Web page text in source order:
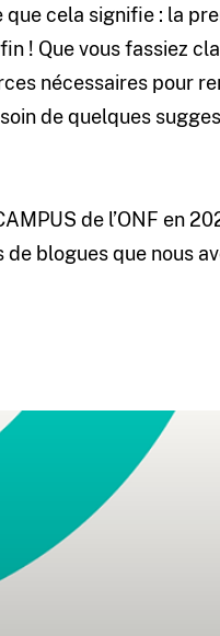
cela signifie : la
! Que vous fassiez
nécessaires pour
de quelques
de l’ONF en
blogues que nous